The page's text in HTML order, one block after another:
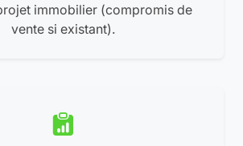
immobilier (compromis de
vente si existant).